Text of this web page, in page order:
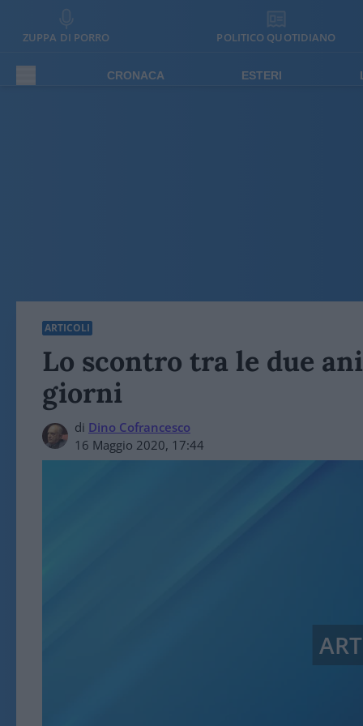
ZUPPA DI PORRO POLITICO QUOTIDIANO
CRONACA ESTERI
ARTICOLI
Lo scontro tra le due
giorni
di Dino Cofrancesco
16 Maggio 2020, 17:44